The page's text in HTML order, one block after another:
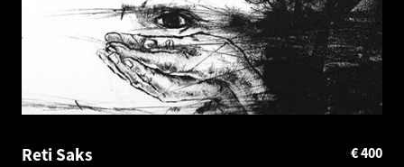
Reti Saks
400
€